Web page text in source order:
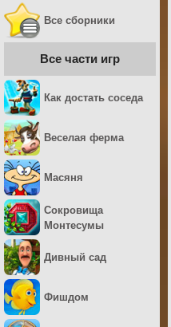
Все сборники
Все части игр
Как достать соседа
Веселая ферма
Масяня
Сокровища
Монтесумы
Дивный сад
Фишдом